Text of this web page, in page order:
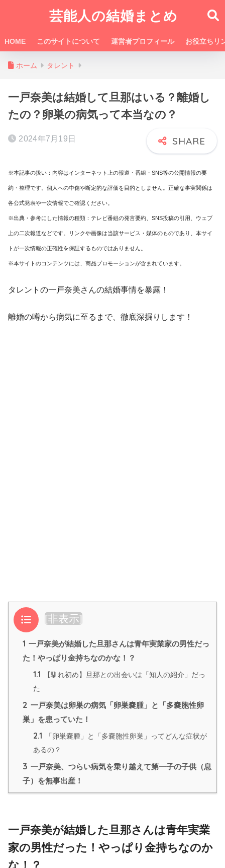
芸能人の結婚まとめ
HOME このサイトについて 運営者プロフィール お役立ちリ
ホーム タレント
一戸奈美は結婚して旦那はいる？離婚し
たの？卵巣の病気って本当なの？
2024年7月19日
※本記事の扱い：内容はインターネット上の報道・番組・SNS等の公開情報の要
約・整理です。個人への中傷や断定的な評価を目的としません。正確な事実関係は
各公式発表や一次情報でご確認ください。
※出典・参考にした情報の種類：テレビ番組の発言要約、SNS投稿の引用、ウェブ
上の二次報道などです。リンクや画像は当該サービス・媒体のものであり、本サイ
トが一次情報の正確性を保証するものではありません。
※本サイトのコンテンツには、商品プロモーションが含まれています。
タレントの一戸奈美さんの結婚事情を暴露！
離婚の噂から病気に至るまで、徹底深掘りします！
目次 [非表示]
1 一戸奈美が結婚した旦那さんは青年実業家の男性だっ
た！やっぱり金持ちなのかな！？
1.1
【馴れ初め】旦那との出会いは「知人の紹介」だっ
た
2 一戸奈美は卵巣の病気「卵巣嚢腫」と「多嚢胞性卵
巣」を患っていた！
2.1
「卵巣嚢腫」と「多嚢胞性卵巣」ってどんな症状が
あるの？
3 一戸奈美、つらい病気を乗り越えて第一子の子供（息
子）を無事出産！
一戸奈美が結婚した旦那さんは青年実業
家の男性だった！やっぱり金持ちなのか
な！？